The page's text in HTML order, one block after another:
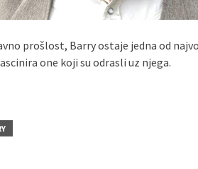
prošlost, Barry ostaje jedna od
one koji su odrasli uz njega.